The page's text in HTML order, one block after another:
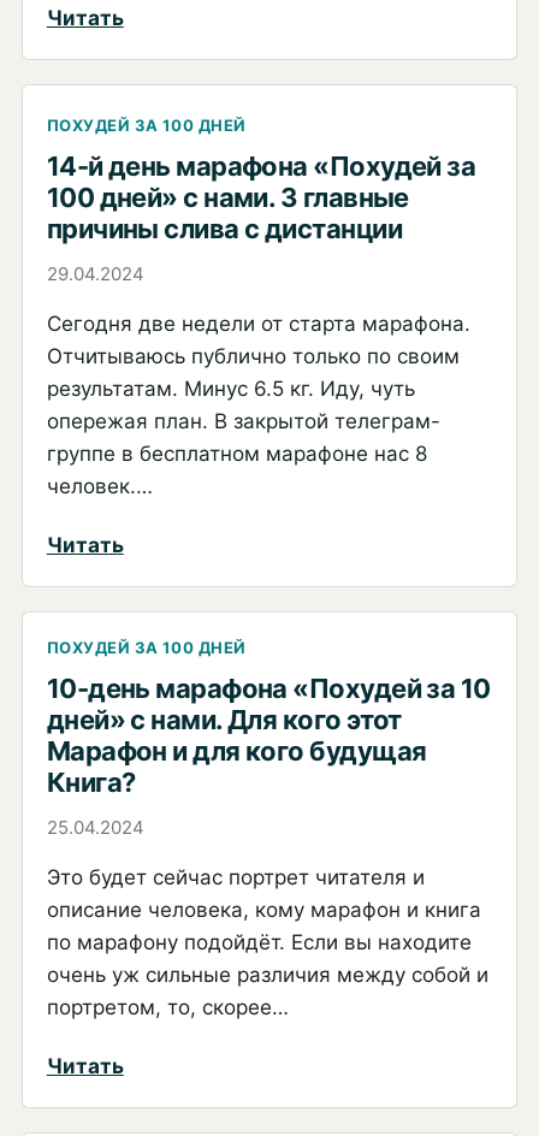
слива
Читать:
й
день
марафона.
Первая
причина
ПОХУДЕЙ ЗА 100 ДНЕЙ
14-й день марафона «Похудей за
100 дней» с нами. 3 главные
причины слива с дистанции
29.04.2024
Сегодня две недели от старта марафона.
Отчитываюсь публично только по своим
результатам. Минус 6.5 кг. Иду, чуть
опережая план. В закрытой телеграм-
группе в бесплатном марафоне нас 8
человек.…
Читать:
й
день
марафона
«Похудей
за
100
дней»
нами.
главные
причины
с
дистанции
ПОХУДЕЙ ЗА 100 ДНЕЙ
10-день марафона «Похудей за 10
дней» с нами. Для кого этот
Марафон и для кого будущая
Книга?
25.04.2024
Это будет сейчас портрет читателя и
описание человека, кому марафон и книга
по марафону подойдёт. Если вы находите
очень уж сильные различия между собой и
портретом, то, скорее…
Читать: